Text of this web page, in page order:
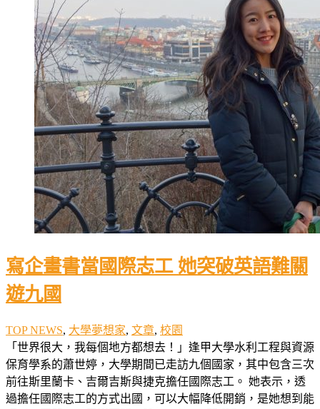
寫企畫書當國際志工 她突破英語難關
遊九國
TOP NEWS, 大學夢想家, 文章, 校園
「世界很大，我每個地方都想去！」逢甲大學水利工程與資源
保育學系的蕭世婷，大學期間已走訪九個國家，其中包含三次
前往斯里蘭卡、吉爾吉斯與捷克擔任國際志工。 她表示，透
過擔任國際志工的方式出國，可以大幅降低開銷，是她想到能